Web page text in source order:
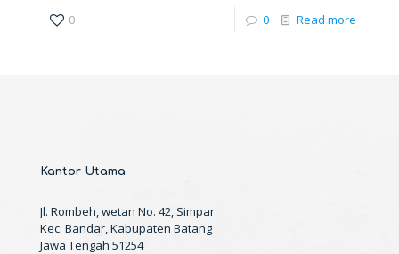
0 0 Read more
Kantor Utama
Jl. Rombeh, wetan No. 42, Simpar
Kec. Bandar, Kabupaten Batang
Jawa Tengah 51254